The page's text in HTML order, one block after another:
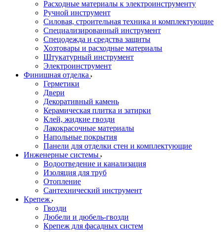
Расходные материалы к электроинструменту
Ручной инструмент
Силовая, строительная техника и комплектующие
Специализированный инструмент
Спецодежда и средства защиты
Хозтовары и расходные материалы
Штукатурный инструмент
Электроинструмент
Финишная отделка
Герметики
Двери
Декоративный камень
Керамическая плитка и затирки
Клей, жидкие гвозди
Лакокрасочные материалы
Напольные покрытия
Панели для отделки стен и комплектующие
Инженерные системы
Водоотведение и канализация
Изоляция для труб
Отопление
Сантехнический инструмент
Крепеж
Гвозди
Дюбели и дюбель-гвозди
Крепеж для фасадных систем